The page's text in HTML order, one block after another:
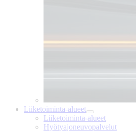
Liiketoiminta-alueet
Liiketoiminta-alueet
Hyötyajoneuvopalvelut